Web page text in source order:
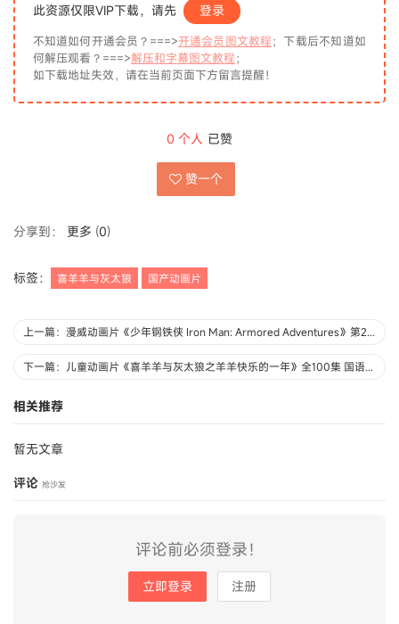
此资源仅限VIP下载，请先 登录
不知道如何开通会员？===>开通会员图文教程；下载后不知道如
何解压观看？===>解压和字幕图文教程；
如下载地址失效，请在当前页面下方留言提醒！
0 个人 已赞
赞一个
分享到： 更多 (0)
标签： 喜羊羊与灰太狼 国产动画片
上一篇：漫威动画片《少年钢铁侠 Iron Man: Armored Adventures》第2季全52集 国语中字 1080P/MP4/5.56G 超级英雄的成长史
下一篇：儿童动画片《喜羊羊与灰太狼之羊羊快乐的一年》全100集 国语中字 1080P/MP4/10.8G 喜羊羊与灰太狼全集下载
相关推荐
暂无文章
评论 抢沙发
评论前必须登录！
立即登录 注册